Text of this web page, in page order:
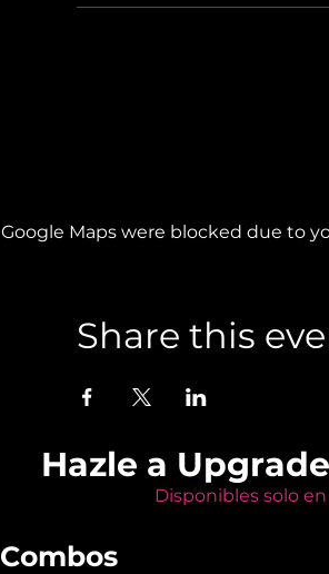
Google Maps were blocked due to
Share this
Hazle a
Disponibles solo
Combos